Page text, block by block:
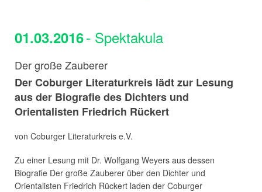
01.03.2016- Spektakula
Der große Zauberer
Der Coburger Literaturkreis lädt zur Lesung
aus der Biografie des Dichters und
Orientalisten Friedrich Rückert
von Coburger Literaturkreis e.V.
Zu einer Lesung mit Dr. Wolfgang Weyers aus dessen
Biografie Der große Zauberer über den Dichter und
Orientalisten Friedrich Rückert laden der Coburger